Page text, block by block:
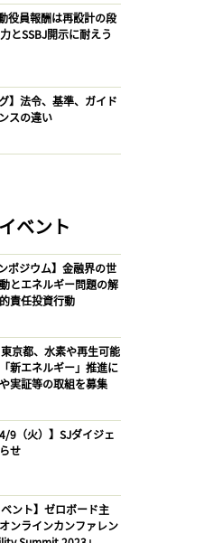
役員報酬は再設計の段
とSSBJ開示に耐えう
】法令、基準、ガイド
スの違い
ベント
ポジウム】金融界の世
とエネルギー問題の解
責任投資行動
京都、水素や再生可能
新エネルギー」推進に
実証等の取組を募集
9（火）】SJダイジェ
せ
ント】ゼロボード主
ンラインカンファレン